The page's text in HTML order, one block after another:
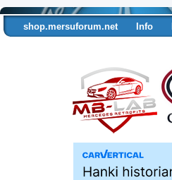
shop.mersuforum.net Info